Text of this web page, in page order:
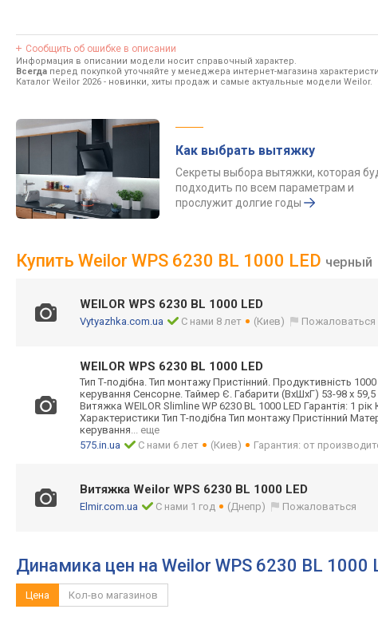
Сообщить об ошибке в описании
Информация в описании модели носит справочный характер.
Всегда перед покупкой уточняйте у менеджера интернет-магазина
Каталог Weilor 2026 - новинки, хиты продаж и самые актуальные модели Weilor.
Как выбрать вытяжку
Секреты выбора вытяжки, которая
подходить по всем параметрам и
прослужит долгие годы
Купить Weilor WPS 6230 BL 1000 LED черный
WEILOR WPS 6230 BL 1000 LED
Vytyazhka.com.ua С нами 8 лет (Киев) Пожаловаться
WEILOR WPS 6230 BL 1000 LED
Тип Т-подібна. Тип монтажу Пристінний. Продуктивність
керування Сенсорне. Таймер Є. Габарити (ВхШхГ) 53-98 х
Витяжка WEILOR Slimline WP 6230 BL 1000 LED Гарантія: 1
Характеристики Тип Т-подібна Тип монтажу Пристінний
керування... еще
575.in.ua
С нами 6 лет (Киев) Гарантия: от
Витяжка Weilor WPS 6230 BL 1000 LED
Elmir.com.ua С нами 1 год (Днепр) Пожаловаться
Динамика цен на Weilor WPS 6230 BL 1000
Цена Кол-во магазинов